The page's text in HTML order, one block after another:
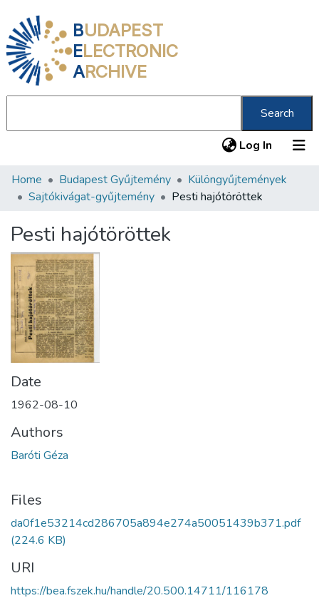
BUDAPEST
ELECTRONIC
ARCHIVE
Search
Log In (current)
Communities & Collections
Statistics
About us
Home Budapest Gyűjtemény
Különgyűjtemények
Sajtókivágat-gyűjtemény
Pesti hajótöröttek
Pesti hajótöröttek
Date
1962-08-10
Authors
Baróti Géza
Files
da0f1e53214cd286705a894e274a50051439b371.pdf
(224.6 KB)
URI
https://bea.fszek.hu/handle/20.500.14711/116178